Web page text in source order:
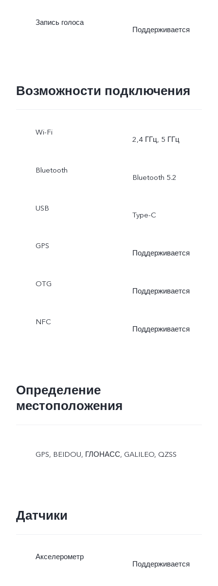
дополненной
view
Запись голоса
Поддерживается
Возможности подключения
Wi-Fi
2,4 ГГц, 5 ГГц
Bluetooth
Bluetooth 5.2
USB
Type-C
GPS
Поддерживается
OTG
Поддерживается
NFC
Поддерживается
Определение
местоположения
GPS, BEIDOU, ГЛОНАСС, GALILEO, QZSS
Датчики
Акселерометр
Поддерживается